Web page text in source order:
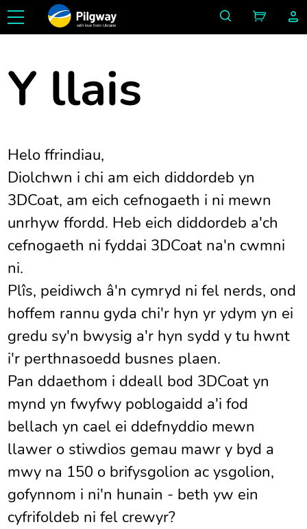
with love from Ukraine
Y llais
Helo ffrindiau,
Diolchwn i chi am eich diddordeb yn
3DCoat, am eich cefnogaeth i ni mewn
unrhyw ffordd. Heb eich diddordeb a'ch
cefnogaeth ni fyddai 3DCoat na'n cwmni
ni.
Plîs, peidiwch â'n cymryd ni fel nerds, ond
hoffem rannu gyda chi'r hyn yr ydym yn ei
gredu sy'n bwysig a'r hyn sydd y tu hwnt
i'r perthnasoedd busnes plaen.
Pan ddaethom i ddeall bod 3DCoat yn
mynd yn fwyfwy poblogaidd a'i fod
bellach yn cael ei ddefnyddio mewn
llawer o stiwdios gemau mawr y byd a
mwy na 150 o brifysgolion ac ysgolion,
gofynnom i ni'n hunain - beth yw ein
cyfrifoldeb ni fel crewyr?